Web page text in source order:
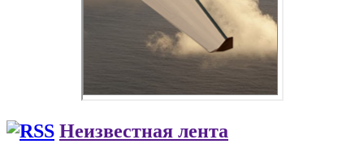
Неизвестная лента